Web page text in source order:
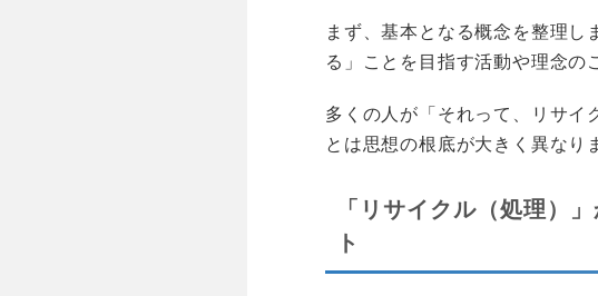
まず、基本となる概念を整理
る」ことを目指す活動や理念の
多くの人が「それって、リサイ
とは思想の根底が大きく異なり
「リサイクル（処理）
ト